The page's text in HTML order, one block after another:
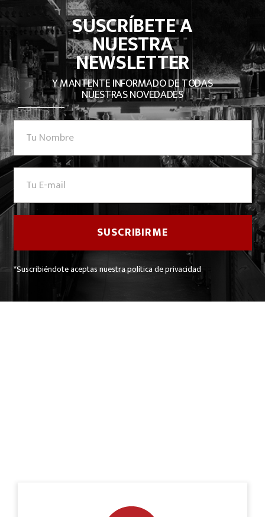
SUSCRÍBETE A
NUESTRA
NEWSLETTER
Y MANTENTE INFORMADO DE TODAS
NUESTRAS NOVEDADES
*Suscribiéndote aceptas nuestra política de privacidad